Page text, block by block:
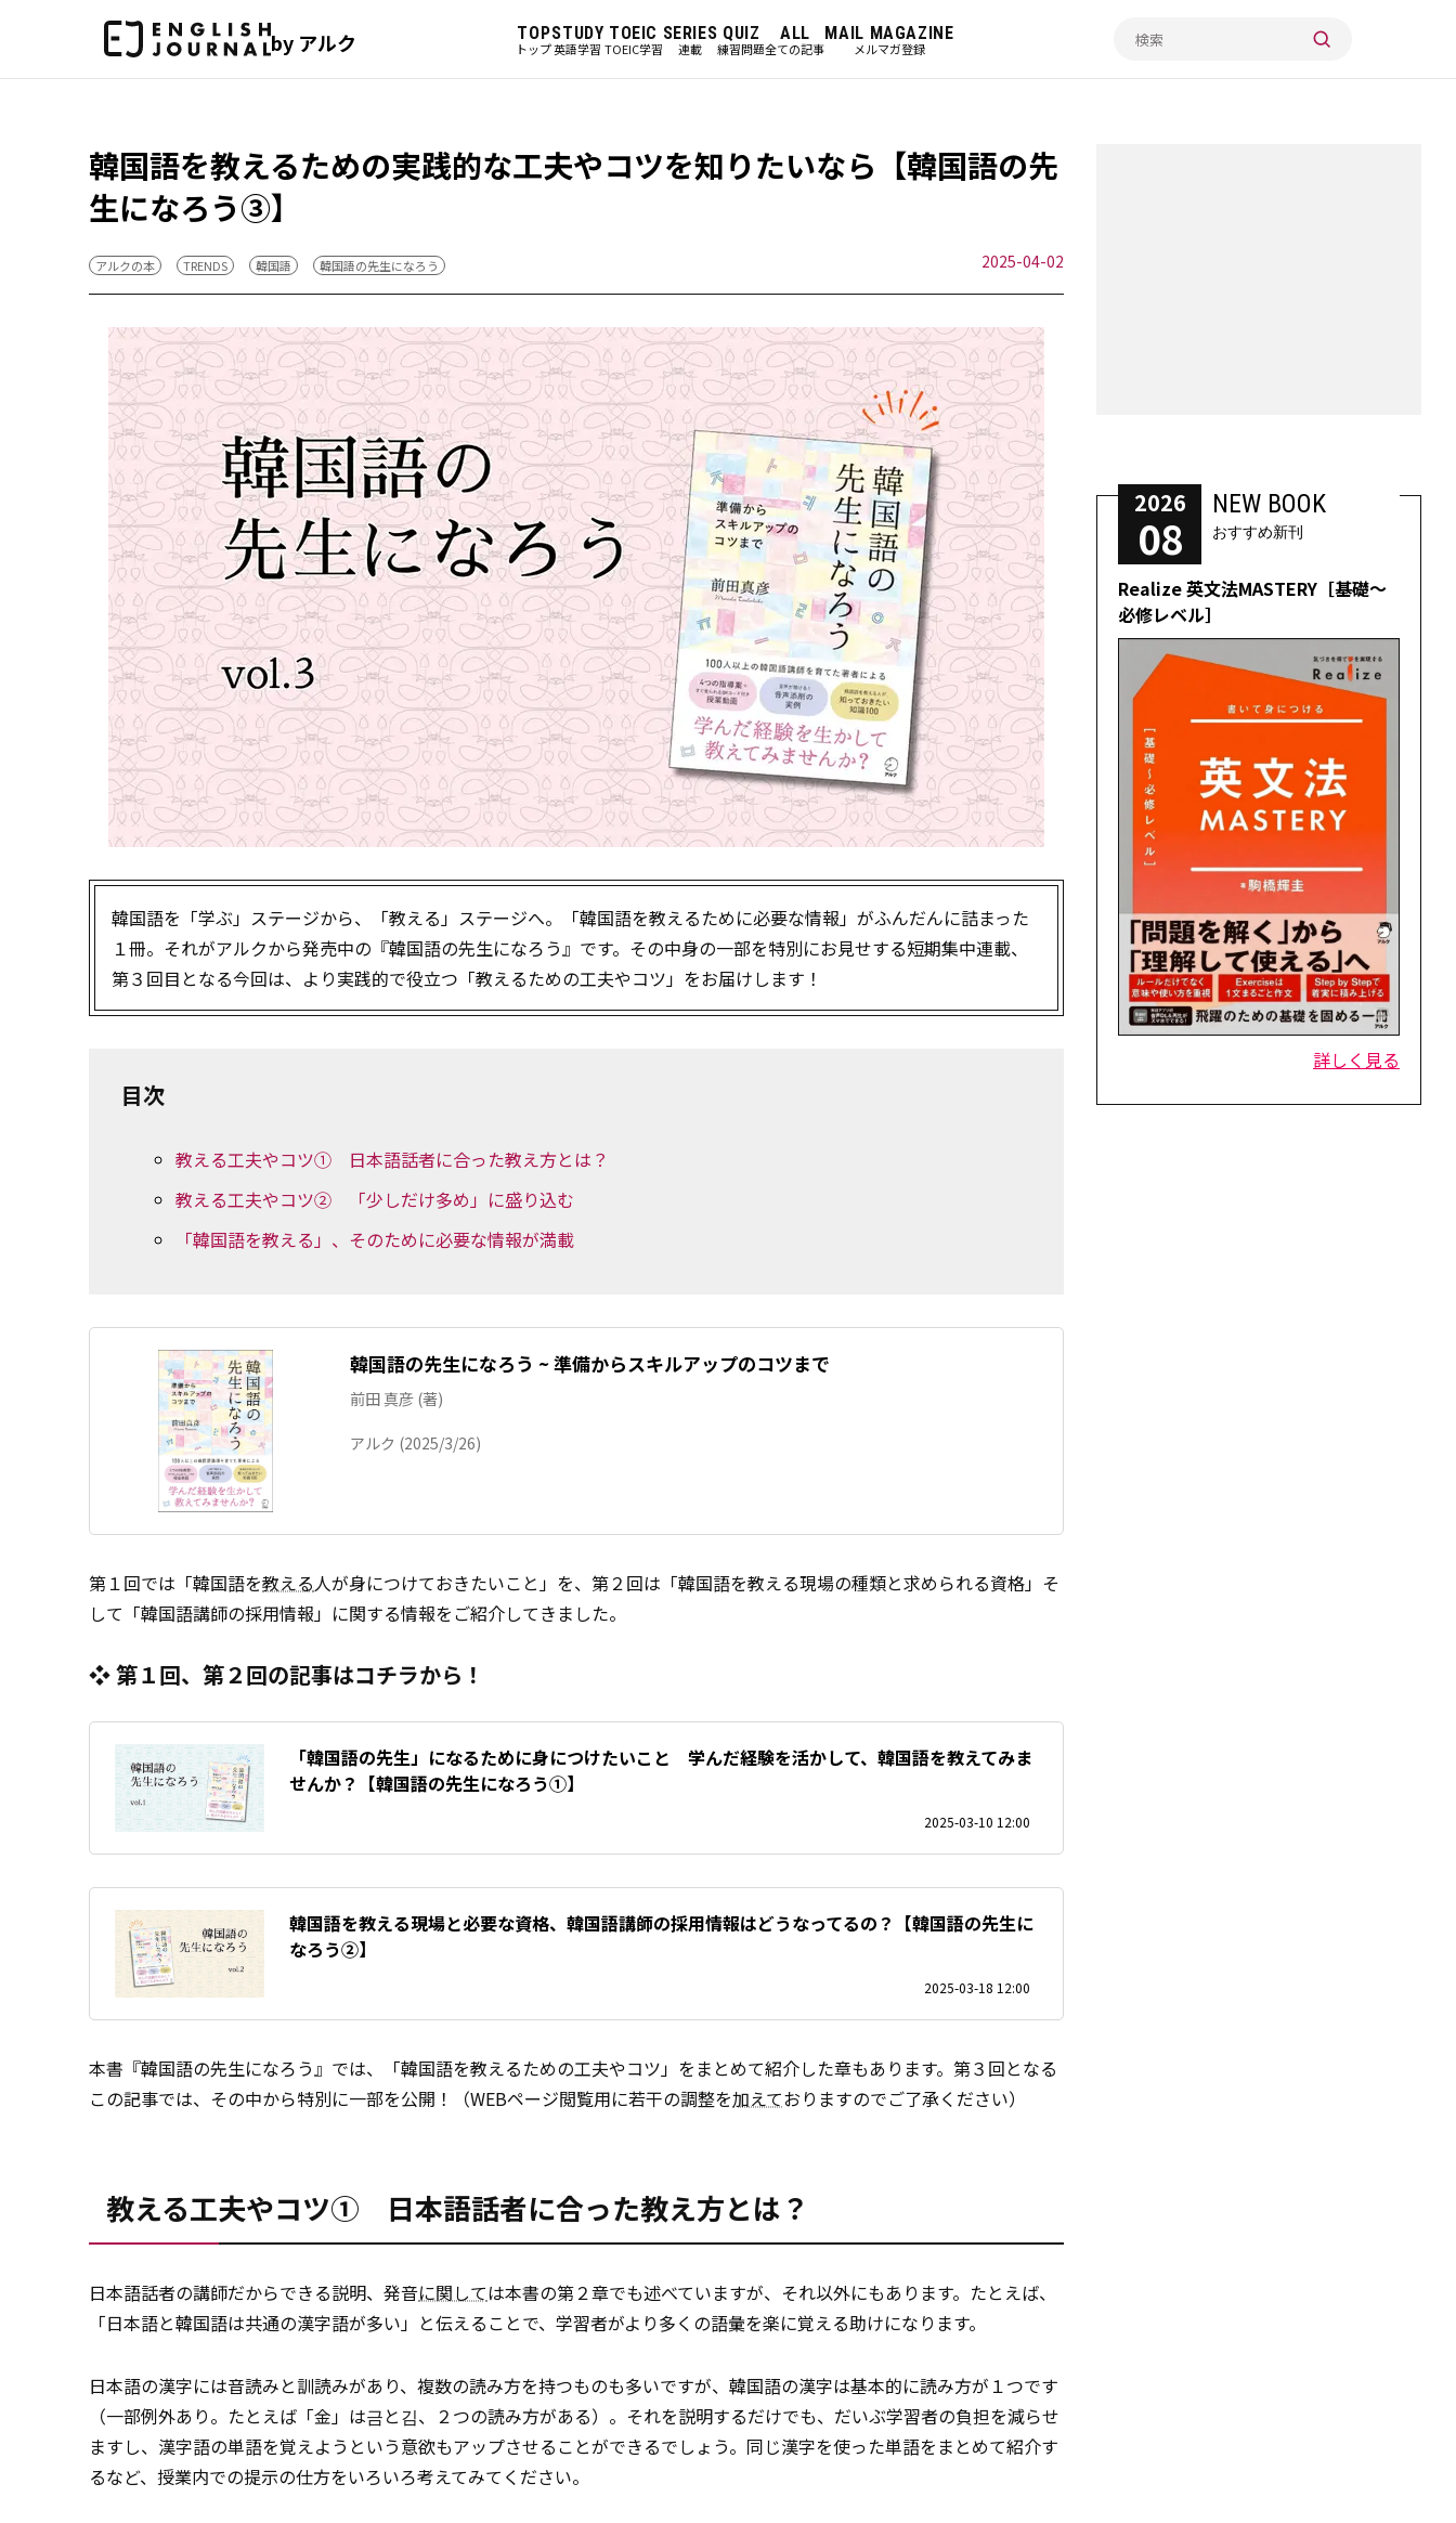
by アルク TOP
トップ
STUDY
英語学習
TOEIC
TOEIC学習
SERIES
連載
QUIZ
練習問題
ALL
全ての記事
MAIL MAGAZINE
メルマガ登録
韓国語を教えるための実践的な工夫やコツを知りたいなら【韓国語の先
生になろう③】
アルクの本 TRENDS 韓国語 韓国語の先生になろう 2025-04-02
韓国語を「学ぶ」ステージから、「教える」ステージへ――。「韓国語を教えるために必要な情報」がふんだんに詰まった
１冊。それがアルクから発売中の『韓国語の先生になろう』です。その中身の一部を特別にお見せする短期集中連載、
第３回目となる今回は、より実践的で役立つ「教えるための工夫やコツ」をお届けします！
目次
教える工夫やコツ① 日本語話者に合った教え方とは？
教える工夫やコツ② 「少しだけ多め」に盛り込む
「韓国語を教える」、そのために必要な情報が満載
韓国語の先生になろう ~ 準備からスキルアップのコツまで
前田 真彦 (著)
アルク (2025/3/26)
第１回では「韓国語を教える人が身につけておきたいこと」を、第２回は「韓国語を教える現場の種類と求められる資格」そ
して「韓国語講師の採用情報」に関する情報をご紹介してきました。
❖ 第１回、第２回の記事はコチラから！
「韓国語の先生」になるために身につけたいこと 学んだ経験を活かして、韓国語を教えてみま
せんか？【韓国語の先生になろう①】
2025-03-10 12:00
韓国語を教える現場と必要な資格、韓国語講師の採用情報はどうなってるの？【韓国語の先生に
なろう②】
2025-03-18 12:00
本書『韓国語の先生になろう』では、「韓国語を教えるための工夫やコツ」をまとめて紹介した章もあります。第３回となる
この記事では、その中から特別に一部を公開！（WEBページ閲覧用に若干の調整を加えておりますのでご了承ください）
教える工夫やコツ① 日本語話者に合った教え方とは？
日本語話者の講師だからできる説明、発音に関しては本書の第２章でも述べていますが、それ以外にもあります。たとえば、
「日本語と韓国語は共通の漢字語が多い」と伝えることで、学習者がより多くの語彙を楽に覚える助けになります。
日本語の漢字には音読みと訓読みがあり、複数の読み方を持つものも多いですが、韓国語の漢字は基本的に読み方が１つです
（一部例外あり。たとえば「金」は금と김、２つの読み方がある）。それを説明するだけでも、だいぶ学習者の負担を減らせ
ますし、漢字語の単語を覚えようという意欲もアップさせることができるでしょう。同じ漢字を使った単語をまとめて紹介す
るなど、授業内での提示の仕方をいろいろ考えてみてください。
2026
08
NEW BOOK
おすすめ新刊
Realize 英文法MASTERY［基礎～
必修レベル］
詳しく見る